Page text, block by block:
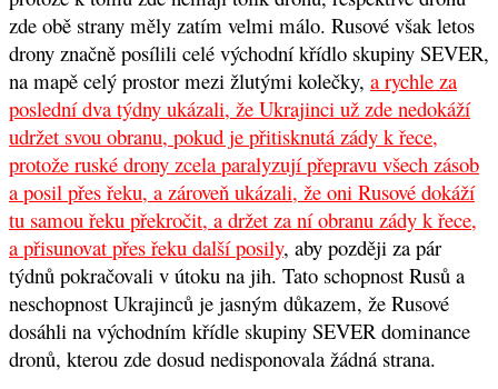
zde obě strany měly zatím velmi málo. Rusové však letos
drony značně posílili celé východní křídlo skupiny SEVER,
na mapě celý prostor mezi žlutými kolečky, a rychle za
poslední dva týdny ukázali, že Ukrajinci už zde nedokáží
udržet svou obranu, pokud je přitisknutá zády k řece,
protože ruské drony zcela paralyzují přepravu všech zásob
a posil přes řeku, a zároveň ukázali, že oni Rusové dokáží
tu samou řeku překročit, a držet za ní obranu zády k řece,
a přisunovat přes řeku další posily, aby později za pár
týdnů pokračovali v útoku na jih. Tato schopnost Rusů a
neschopnost Ukrajinců je jasným důkazem, že Rusové
dosáhli na východním křídle skupiny SEVER dominance
dronů, kterou zde dosud nedisponovala žádná strana.